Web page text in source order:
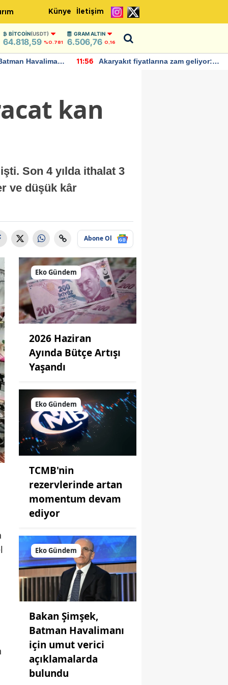
Künye İletişim
BITCOIN(USDT)
64.818,59 %0.781
GRAM ALTIN
6.506,76 0,16
Havalimanı
11:56
Akaryakıt fiyatlarına zam geliyor:
kan
Son 4 yılda ithalat 3
ve düşük kâr
Abone Ol
Eko Gündem
2026 Haziran
Ayında Bütçe Artışı
Yaşandı
Eko Gündem
TCMB'nin
rezervlerinde artan
momentum devam
ediyor
Eko Gündem
Bakan Şimşek,
Batman Havalimanı
için umut verici
açıklamalarda
bulundu